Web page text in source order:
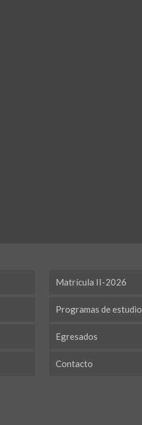
Matrícula II-2026
Programas de estudio
Egresados
Contacto